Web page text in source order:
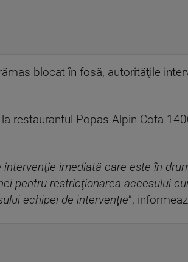
blocat în fosă, autorităţile
restaurantul Popas Alpin Cota
imediată care este în
pentru restricţionarea accesului
echipei de intervenţie”,